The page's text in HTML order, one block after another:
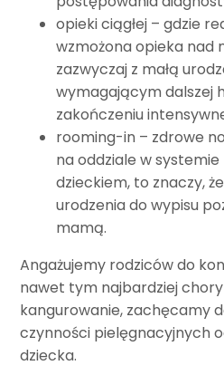
opieki ciągłej – gdzie
wzmożona opieka nad
zazwyczaj z małą
wymagającym dalszej
zakończeniu
rooming-in – zdrowe
na oddziale w
dzieckiem, to znaczy,
urodzenia do wypisu
mamą.
Angażujemy rodziców do
nawet tym najbardziej
kangurowanie, zachęcamy
czynności pielęgnacyjnych
dziecka.